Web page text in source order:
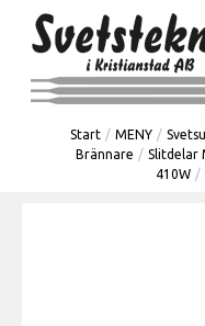
Start / MENY /
Brännare / Slitdelar
410W /